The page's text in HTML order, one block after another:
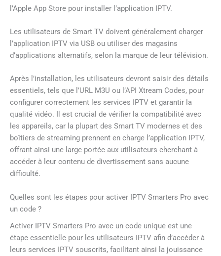
l’Apple App Store pour installer l’application IPTV.
Les utilisateurs de Smart TV doivent généralement charger
l’application IPTV via USB ou utiliser des magasins
d’applications alternatifs, selon la marque de leur télévision.
Après l’installation, les utilisateurs devront saisir des détails
essentiels, tels que l’URL M3U ou l’API Xtream Codes, pour
configurer correctement les services IPTV et garantir la
qualité vidéo. Il est crucial de vérifier la compatibilité avec
les appareils, car la plupart des Smart TV modernes et des
boîtiers de streaming prennent en charge l’application IPTV,
offrant ainsi une large portée aux utilisateurs cherchant à
accéder à leur contenu de divertissement sans aucune
difficulté.
Quelles sont les étapes pour activer IPTV Smarters Pro avec
un code ?
Activer IPTV Smarters Pro avec un code unique est une
étape essentielle pour les utilisateurs IPTV afin d’accéder à
leurs services IPTV souscrits, facilitant ainsi la jouissance